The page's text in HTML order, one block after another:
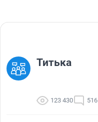
Титька
123 430 516